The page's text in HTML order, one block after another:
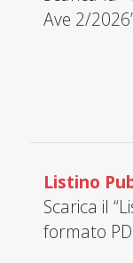
Ave 2/
Listino
Scarica il
formato